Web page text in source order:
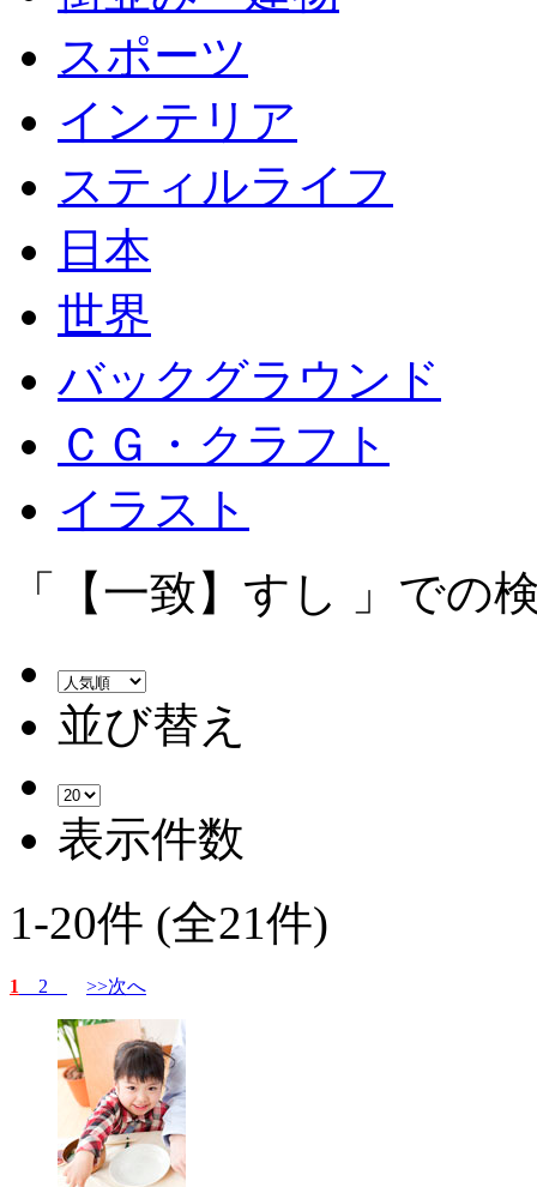
スポーツ
インテリア
スティルライフ
日本
世界
バックグラウンド
ＣＧ・クラフト
イラスト
「【一致】すし 」での
並び替え
表示件数
1-20件 (全21件)
1 2 >>次へ